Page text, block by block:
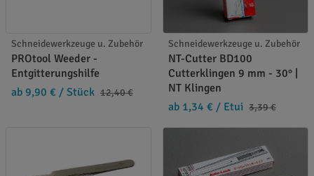
Schneidewerkzeuge u. Zubehör
PROtool Weeder -
Entgitterungshilfe
ab 9,90 € / Stück 12,40 €
Schneidewerkzeuge u. Zubehör
NT-Cutter BD100
Cutterklingen 9 mm - 30° |
NT Klingen
ab 1,34 € / Etui 3,39 €